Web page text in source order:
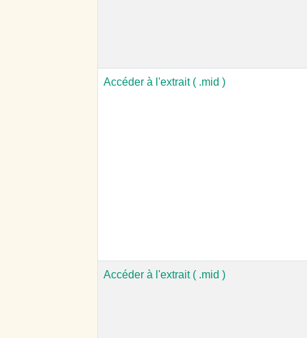
Accéder à l'extrait ( .mid )
Accéder à l'extrait ( .mid )